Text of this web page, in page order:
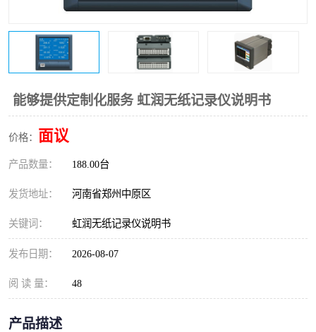
能够提供定制化服务 虹润无纸记录仪说明书
价格： 面议
产品数量： 188.00台
发货地址： 河南省郑州中原区
关键词： 虹润无纸记录仪说明书
发布日期： 2026-08-07
阅 读 量： 48
产品描述
流量仪表 加油站液位仪